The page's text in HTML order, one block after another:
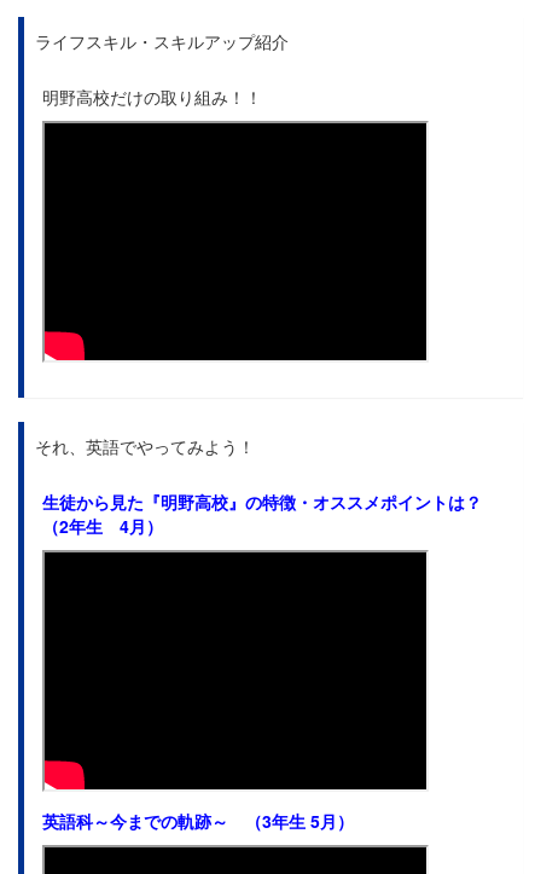
ライフスキル・スキルアップ紹介
明野高校だけの取り組み！！
それ、英語でやってみよう！
生徒から見た 『明野高校』の特徴・オススメポイントは？
（2年生 4月）
英語科～今までの軌跡～ （3年生 5月）